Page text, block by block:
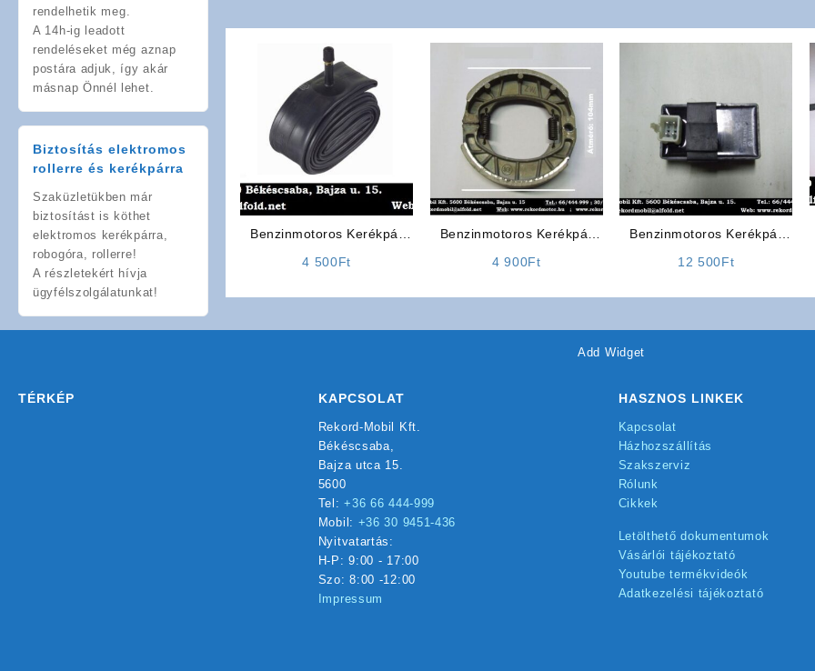
rendelhetik meg.
A 14h-ig leadott
rendeléseket még aznap
postára adjuk, így akár
másnap Önnél lehet.
Biztosítás elektromos
rollerre és kerékpárra
Szaküzletükben már
biztosítást is köthet
elektromos kerékpárra,
robogóra, rollerre!
A részletekért hívja
ügyfélszolgálatunkat!
Benzinmotoros Kerékpár
4 500Ft
Benzinmotoros Kerékpár
4 900Ft
Benzinmotoros Kerékpár
12 500Ft
Add Widget
TÉRKÉP KAPCSOLAT
Rekord-Mobil Kft.
Békéscsaba,
Bajza utca 15.
5600
Tel:+36 66 444-999
Mobil: +36 30 9451-436
Nyitvatartás:
H-P: 9:00 - 17:00
Szo: 8:00 -12:00
Impressum
HASZNOS LINKEK
Kapcsolat
Házhozszállítás
Szakszerviz
Rólunk
Cikkek
Letölthető dokumentumok
Vásárlói tájékoztató
Youtube termékvideók
Adatkezelési tájékoztató